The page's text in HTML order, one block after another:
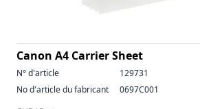
Canon A4 Carrier Sheet
N° d'article
129731
No d'article du fabricant
0697C001